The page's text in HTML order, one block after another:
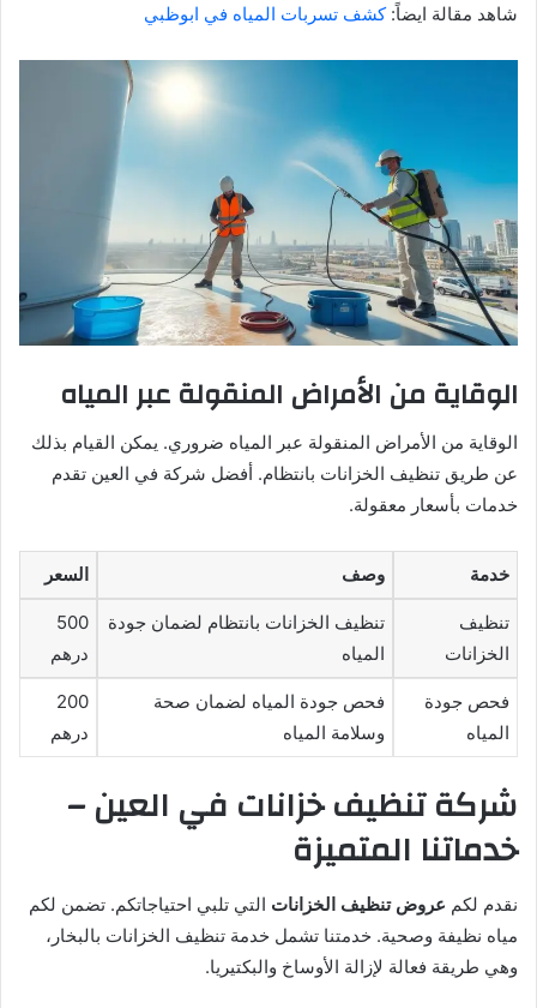
شاهد مقالة ايضاً:كشف تسربات المياه في ابوظبي
الوقاية من الأمراض المنقولة عبر المياه
الوقاية من الأمراض المنقولة عبر المياه ضروري. يمكن القيام بذلك
عن طريق تنظيف الخزانات بانتظام. أفضل شركة في العين تقدم
خدمات بأسعار معقولة.
خدمة وصف السعر
تنظيف
الخزانات
تنظيف الخزانات بانتظام لضمان جودة
المياه
500
درهم
فحص جودة
المياه
فحص جودة المياه لضمان صحة
وسلامة المياه
200
درهم
شركة تنظيف خزانات في العين –
خدماتنا المتميزة
نقدم لكم عروض تنظيف الخزانات التي تلبي احتياجاتكم. تضمن لكم
مياه نظيفة وصحية. خدمتنا تشمل خدمة تنظيف الخزانات بالبخار،
وهي طريقة فعالة لإزالة الأوساخ والبكتيريا.